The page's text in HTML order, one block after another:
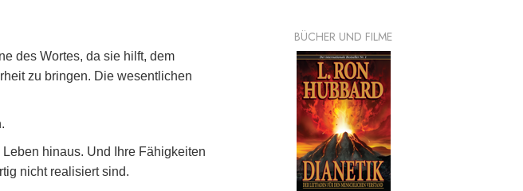
des Wortes, da sie hilft, dem
zu bringen. Die wesentlichen
hinaus. Und Ihre Fähigkeiten
nicht realisiert sind.
BÜCHER UND FILME